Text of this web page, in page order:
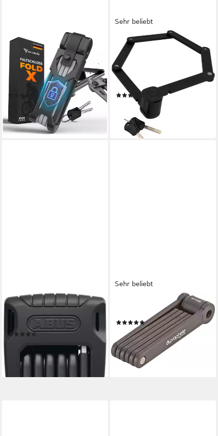
MIVELO
Faltschloss hohe Sicherheit,
Fahrradschloss mit Schlüssel
inkl. Halterung, 8 mm
Carbonstahl Glieder
(16)
ab 34,90 € UVP49,90 €
-30%
lieferbar - in 2-3 Werktagen bei dir
Sehr beliebt
FISCHER FAHRRAD
Faltschloss FISCHER
Faltschloss inkl. Halterung
(Packung, 4-tlg., mit
Halterung)
(122)
ab 28,99 €
lieferbar - in 1-2 Werktagen bei dir
ABUS
Faltschloss Bordo Granit
6500K SH (mit Halterung)
(4)
ab 144,99 € UVP169,95 €
lieferbar - in 3-4 Werktagen bei dir
Sehr beliebt
(21)
26,99 € UVP38,49 €
-30%
lieferbar - in 6-8 Werktagen bei dir